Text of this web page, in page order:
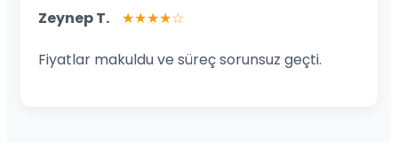
Zeynep T. ★★★★☆
Fiyatlar makuldu ve süreç sorunsuz geçti.